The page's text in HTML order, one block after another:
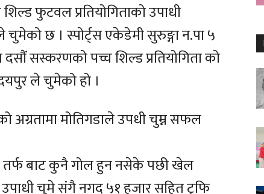
फुटवल प्रतियोगिताको उपाधी
चुमेको छ । स्पोर्ट्स एकेडेमी सुरुङ्गा न.पा ५
सस्करणको पच्च शिल्ड प्रतियोगिता को
ले चुमेको हो ।
अग्रतामा मोतिगडाले उपधी चुम्न सफल
बाट कुनै गोल हुन नसेके पछी खेल
उपाधी चुमे संगै नगद ५१ हजार सहित ट्रफि